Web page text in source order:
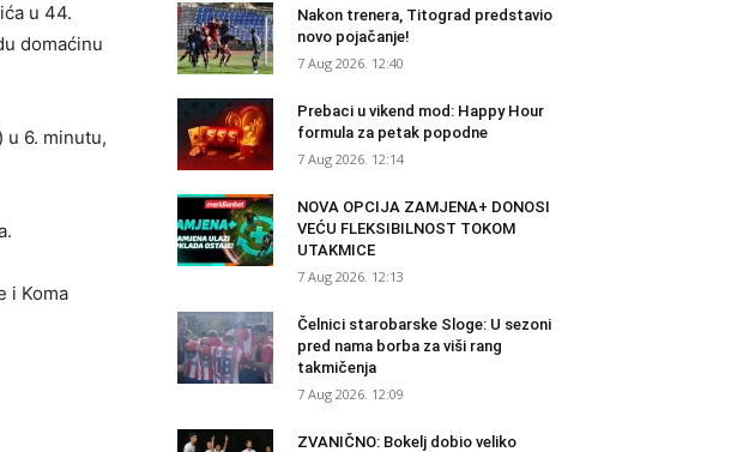
u 44.
domaćinu
u 6. minutu,
i Koma
Nakon trenera, Titograd predstavio
novo pojačanje!
7 Aug 2026. 12:40
Prebaci u vikend mod: Happy Hour
formula za petak popodne
7 Aug 2026. 12:14
NOVA OPCIJA ZAMJENA+ DONOSI
VEĆU FLEKSIBILNOST TOKOM
UTAKMICE
7 Aug 2026. 12:13
Čelnici starobarske Sloge: U sezoni
pred nama borba za viši rang
takmičenja
7 Aug 2026. 12:09
ZVANIČNO: Bokelj dobio veliko